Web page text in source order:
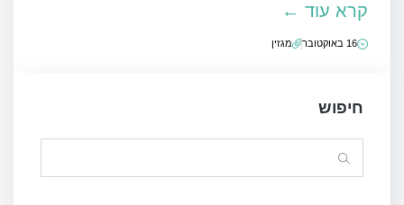
קרא עוד ←
מגזין 16 באוקטובר
חיפוש
Search
for: